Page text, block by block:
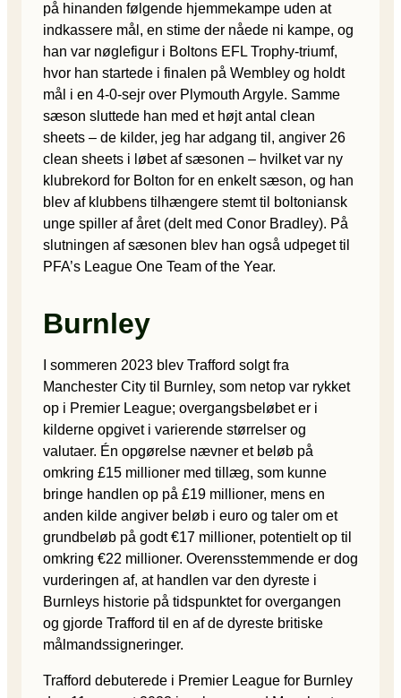
på hinanden følgende hjemmekampe uden at
indkassere mål, en stime der nåede ni kampe, og
han var nøglefigur i Boltons EFL Trophy-triumf,
hvor han startede i finalen på Wembley og holdt
mål i en 4-0-sejr over Plymouth Argyle. Samme
sæson sluttede han med et højt antal clean
sheets – de kilder, jeg har adgang til, angiver 26
clean sheets i løbet af sæsonen – hvilket var ny
klubrekord for Bolton for en enkelt sæson, og han
blev af klubbens tilhængere stemt til boltoniansk
unge spiller af året (delt med Conor Bradley). På
slutningen af sæsonen blev han også udpeget til
PFA’s League One Team of the Year.
Burnley
I sommeren 2023 blev Trafford solgt fra
Manchester City til Burnley, som netop var rykket
op i Premier League; overgangsbeløbet er i
kilderne opgivet i varierende størrelser og
valutaer. Én opgørelse nævner et beløb på
omkring £15 millioner med tillæg, som kunne
bringe handlen op på £19 millioner, mens en
anden kilde angiver beløb i euro og taler om et
grundbeløb på godt €17 millioner, potentielt op til
omkring €22 millioner. Overensstemmende er dog
vurderingen af, at handlen var den dyreste i
Burnleys historie på tidspunktet for overgangen
og gjorde Trafford til en af de dyreste britiske
målmandssigneringer.
Trafford debuterede i Premier League for Burnley